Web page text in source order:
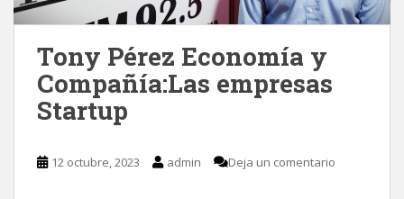
Tony Pérez Economía y
Compañía:Las empresas
Startup
12 octubre, 2023 admin Deja un comentario